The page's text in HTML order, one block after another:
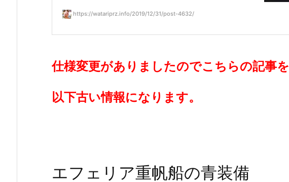
https://watariprz.info/2019/12/31/post-4632/
仕様変更がありましたのでこちらの記事を
以下古い情報になります。
エフェリア重帆船の青装備